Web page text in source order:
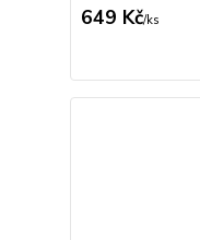
649 Kč/ks